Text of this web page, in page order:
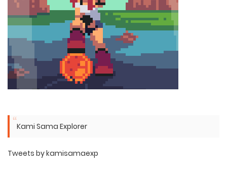
Kami Sama Explorer
Tweets by kamisamaexp